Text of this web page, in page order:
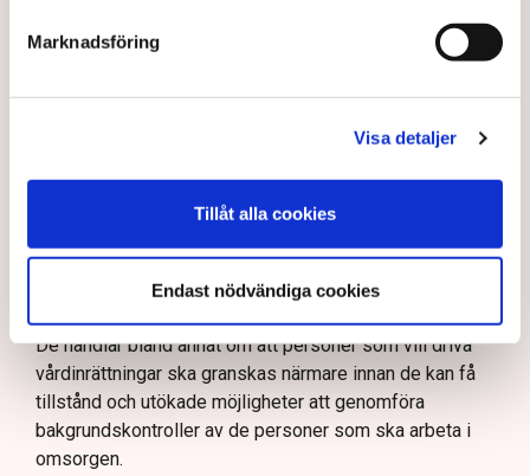
Marknadsföring
Visa detaljer
Tillåt alla cookies
Endast nödvändiga cookies
• Undvik infiltration genom införande av
biståndsenhet
möjliggör årliga bakgrundskontroller av befintliga
• Säkerställ sund konkurrens genom rimliga villkor
De handlar bland annat om att personer som vill driva
vårdinrättningar ska granskas närmare innan de kan få
tillstånd och utökade möjligheter att genomföra
bakgrundskontroller av de personer som ska arbeta i
omsorgen.